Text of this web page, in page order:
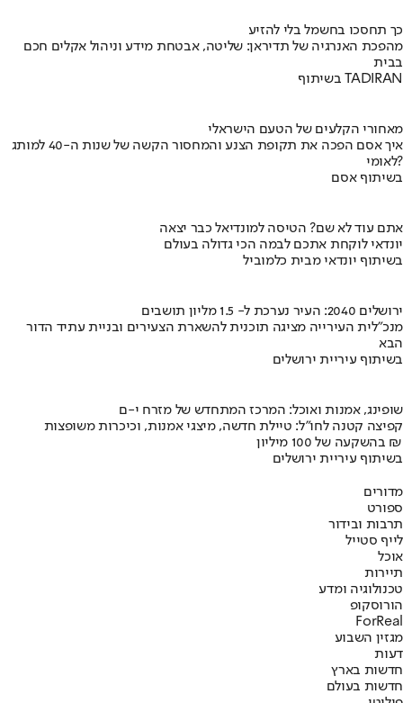
כך תחסכו בחשמל בלי להזיע
מהפכת האנרגיה של תדיראן: שליטה, אבטחת מידע וניהול אקלים חכם
בבית
בשיתוף TADIRAN
מאחורי הקלעים של הטעם הישראלי
איך אסם הפכה את תקופת הצנע והמחסור הקשה של שנות ה-40 למותג
לאומי?
בשיתוף אסם
אתם עוד לא שם? הטיסה למונדיאל כבר יצאה
יונדאי לוקחת אתכם לבמה הכי גדולה בעולם
בשיתוף יונדאי מבית כלמוביל
ירושלים 2040: העיר נערכת ל- 1.5 מליון תושבים
מנכ"לית העירייה מציגה תוכנית להשארת הצעירים ובניית עתיד הדור
הבא
בשיתוף עיריית ירושלים
שופינג, אמנות ואוכל: המרכז המתחדש של מזרח י-ם
קפיצה קטנה לחו"ל: טיילת חדשה, מיצגי אמנות, וכיכרות משופצות
בהשקעה של 100 מיליון ₪
בשיתוף עיריית ירושלים
מדורים
ספורט
תרבות ובידור
לייף סטייל
אוכל
תיירות
טכנולוגיה ומדע
הורוסקופ
ForReal
מגזין השבוע
דעות
חדשות בארץ
חדשות בעולם